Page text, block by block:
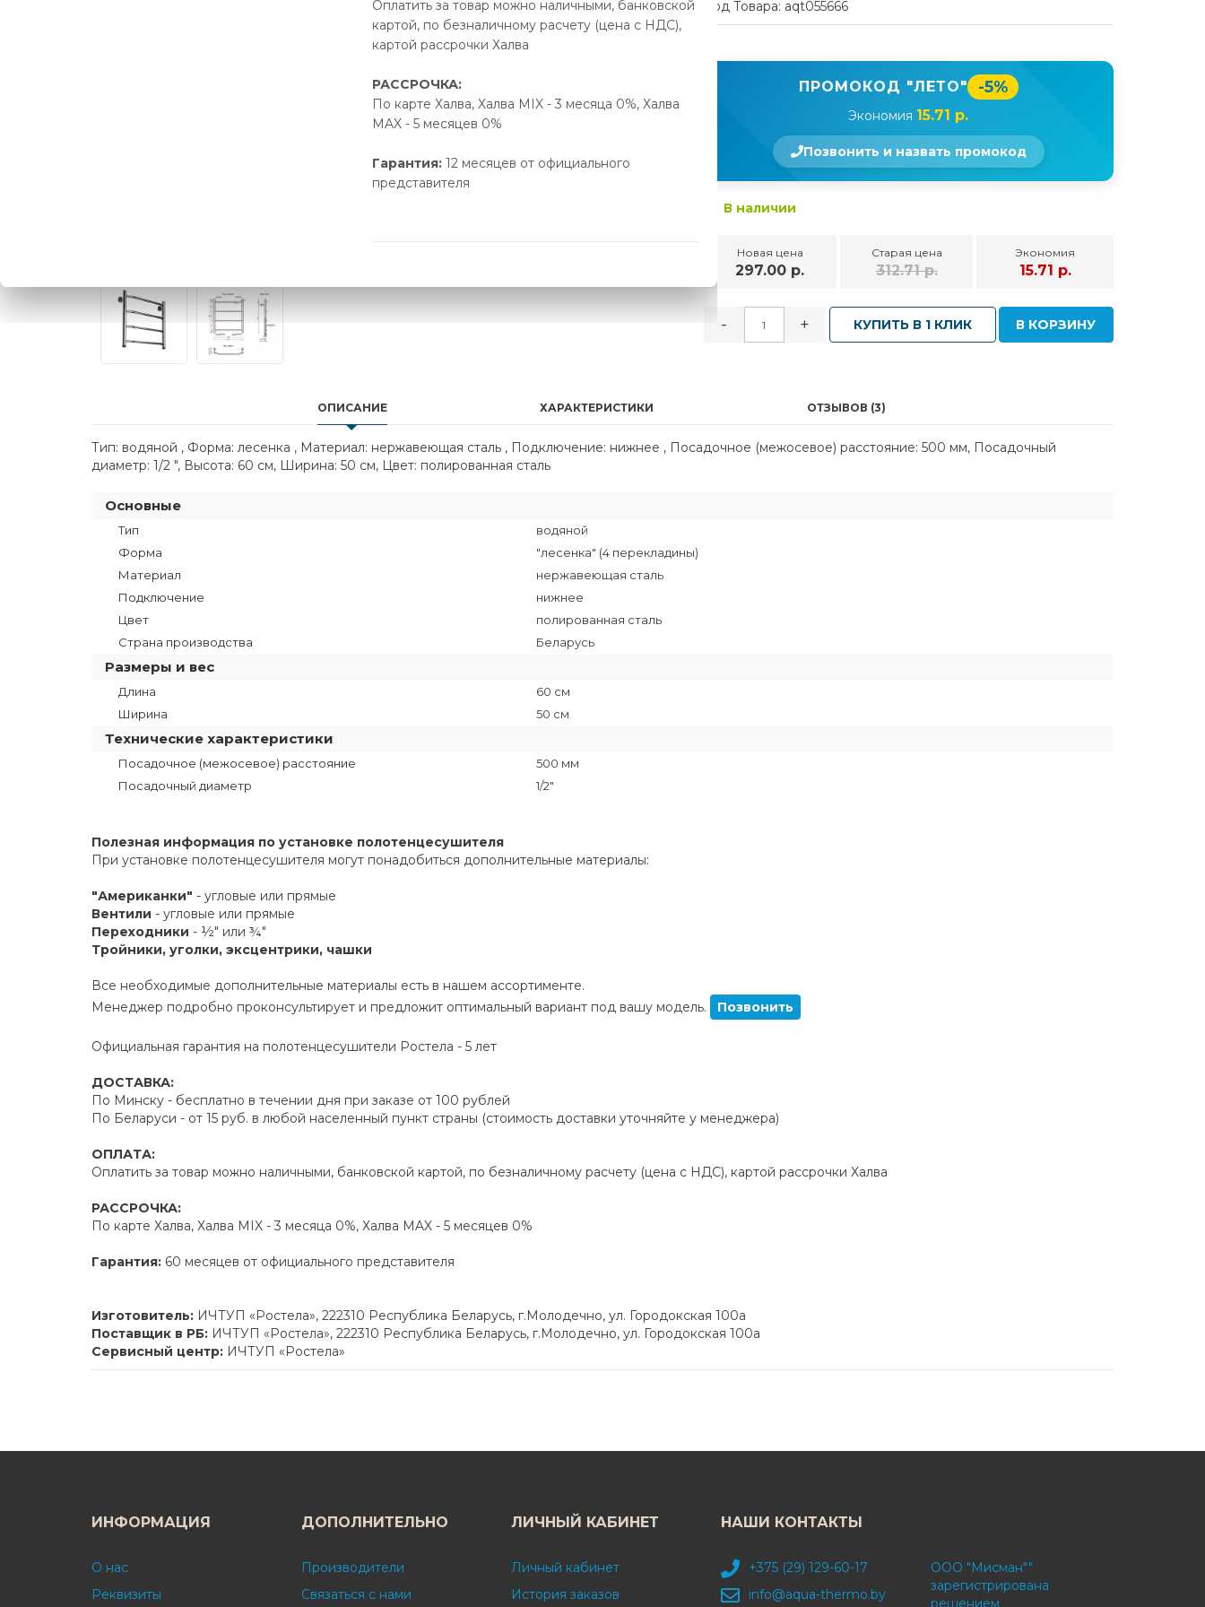
Оплатить за товар можно наличными, банковской
картой, по безналичному расчету (цена с НДС),
картой рассрочки Халва
РАССРОЧКА:
По карте Халва, Халва MIX - 3 месяца 0%, Халва
MAX - 5 месяцев 0%
Гарантия: 12 месяцев от официального
представителя
Код Товара: aqt055666
ПРОМОКОД "ЛЕТО" -5%
Экономия 15.71 р.
Позвонить и назвать промокод
В наличии
Новая цена
297.00 р.
Старая цена
312.71 р.
Экономия
15.71 р.
- + КУПИТЬ В 1 КЛИК В КОРЗИНУ
ОПИСАНИЕ ХАРАКТЕРИСТИКИ ОТЗЫВОВ (3)
Тип: водяной , Форма: лесенка , Материал: нержавеющая сталь , Подключение: нижнее , Посадочное (межосевое) расстояние: 500 мм, Посадочный
диаметр: 1/2 ", Высота: 60 см, Ширина: 50 см, Цвет: полированная сталь
Основные
Тип
водяной
Форма
"лесенка" (4 перекладины)
Материал
нержавеющая сталь
Подключение
нижнее
Цвет
полированная сталь
Страна производства
Беларусь
Размеры и вес
Длина
60 см
Ширина
50 см
Технические характеристики
Посадочное (межосевое) расстояние
500 мм
Посадочный диаметр
1/2"
Полезная информация по установке полотенцесушителя
При установке полотенцесушителя могут понадобиться дополнительные материалы:
"Американки" - угловые или прямые
Вентили - угловые или прямые
Переходники - ½" или ¾"
Тройники, уголки, эксцентрики, чашки
Все необходимые дополнительные материалы есть в нашем ассортименте.
Менеджер подробно проконсультирует и предложит оптимальный вариант под вашу модель.
Позвонить
Официальная гарантия на полотенцесушители Ростела - 5 лет
ДОСТАВКА:
По Минску - бесплатно в течении дня при заказе от 100 рублей
По Беларуси - от 15 руб. в любой населенный пункт страны (стоимость доставки уточняйте у менеджера)
ОПЛАТА:
Оплатить за товар можно наличными, банковской картой, по безналичному расчету (цена с НДС), картой рассрочки Халва
РАССРОЧКА:
По карте Халва, Халва MIX - 3 месяца 0%, Халва MAX - 5 месяцев 0%
Гарантия: 60 месяцев от официального представителя
Изготовитель: ИЧТУП «Ростела», 222310 Республика Беларусь, г.Молодечно, ул. Городокская 100а
Поставщик в РБ: ИЧТУП «Ростела», 222310 Республика Беларусь, г.Молодечно, ул. Городокская 100а
Сервисный центр: ИЧТУП «Ростела»
ИНФОРМАЦИЯ
О нас
Реквизиты
ДОПОЛНИТЕЛЬНО
Производители
Связаться с нами
ЛИЧНЫЙ КАБИНЕТ
Личный кабинет
История заказов
НАШИ КОНТАКТЫ
+375 (29) 129-60-17
info@aqua-thermo.by
ООО "Мисман""
зарегистрирована
решением